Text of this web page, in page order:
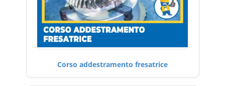
Corso addestramento fresatrice